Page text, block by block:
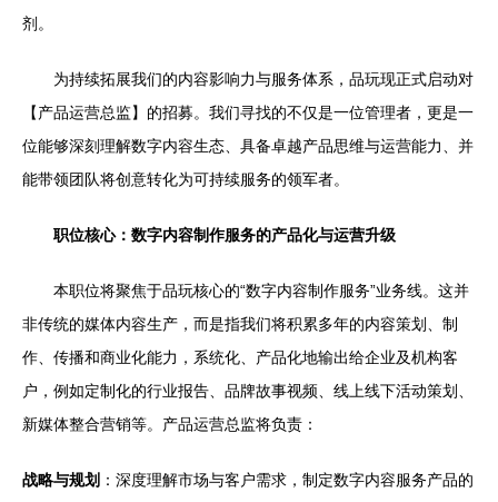
剂。
为持续拓展我们的内容影响力与服务体系，品玩现正式启动对
【产品运营总监】的招募。我们寻找的不仅是一位管理者，更是一
位能够深刻理解数字内容生态、具备卓越产品思维与运营能力、并
能带领团队将创意转化为可持续服务的领军者。
职位核心：数字内容制作服务的产品化与运营升级
本职位将聚焦于品玩核心的“数字内容制作服务”业务线。这并
非传统的媒体内容生产，而是指我们将积累多年的内容策划、制
作、传播和商业化能力，系统化、产品化地输出给企业及机构客
户，例如定制化的行业报告、品牌故事视频、线上线下活动策划、
新媒体整合营销等。产品运营总监将负责：
战略与规划 ：深度理解市场与客户需求，制定数字内容服务产品的